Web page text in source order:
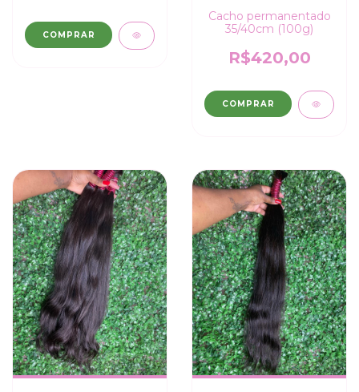
COMPRAR
Cacho permanentado
35/40cm (100g)
R$420,00
COMPRAR